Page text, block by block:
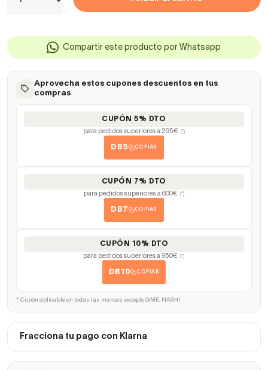
Compartir este producto por Whatsapp
Aprovecha estos cupones descuentos en tus
compras
CUPÓN 5% DTO
para pedidos superiores a 295€ (*)
DB5 COPIAR
CUPÓN 7% DTO
para pedidos superiores a 600€ (*)
DB7 COPIAR
CUPÓN 10% DTO
para pedidos superiores a 950€ (*)
DB10 COPIAR
* Cupón aplicable en todas las marcas excepto GME, NASHI.
Fracciona tu pago con Klarna